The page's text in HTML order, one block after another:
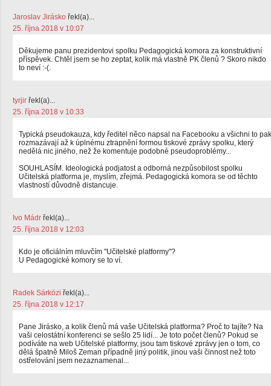
Jaroslav Jirásko řekl(a)...
25. října 2018 v 10:07
Děkujeme panu prezidentovi spolku Pedagogická komora za konstruktivní
příspěvek. Chtěl jsem se ho zeptat, kolik má vlastně PK členů ? Skoro nikdo
to neví :-(.
tyrjir řekl(a)...
25. října 2018 v 10:33
Typická pseudokauza, kdy ředitel něco napsal na Facebooku a všichni to pak
rozmazávají až k úplnému ztrapnění formou tiskové zprávy spolku, který
nedělá nic jiného, než že komentuje podobné pseudoproblémy...
SOUHLASÍM. Ideologická podjatost a odborná nezpůsobilost spolku
Učitelská platforma je, myslím, zřejmá. Pedagogická komora se od těchto
vlastností důvodně distancuje.
Ivo Mádr řekl(a)...
25. října 2018 v 12:03
Kdo je oficiálním mluvčím "Učitelské platformy"?
U Pedagogické komory se to ví.
Radek Sárközi řekl(a)...
25. října 2018 v 12:17
Pane Jirásko, a kolik členů má vaše Učitelská platforma? Proč to tajíte? Na
vaši celostátní konferenci se sešlo 25 lidí... Je toto počet členů? Pokud se
podíváte na web Učitelské platformy, jsou tam tiskové zprávy jen o tom, co
dělá špatně Miloš Zeman případně jiný politik, jinou vaši činnost než toto
ostřelování jsem nezaznamenal...